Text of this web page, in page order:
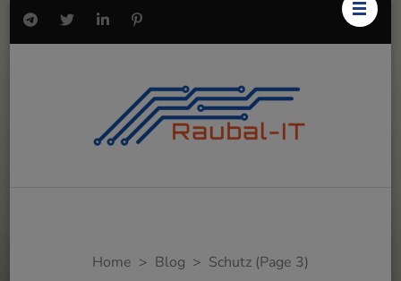
Home > Blog > Schutz (Page 3)